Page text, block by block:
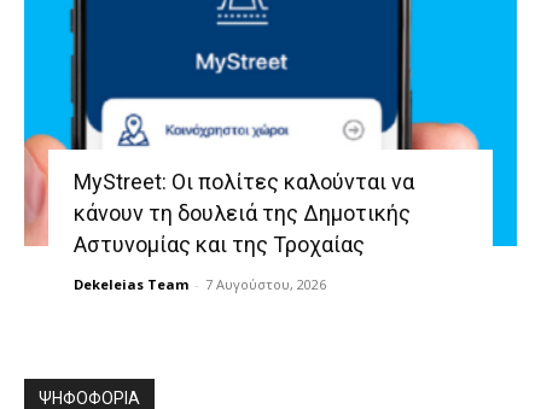
MyStreet: Οι πολίτες καλούνται να
κάνουν τη δουλειά της Δημοτικής
Αστυνομίας και της Τροχαίας
Dekeleias Team - 7 Αυγούστου, 2026
ΨΗΦΟΦΟΡΙΑ